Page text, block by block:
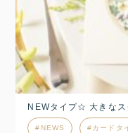
NEWタイプ☆ 大きなス
NEWS カードタ